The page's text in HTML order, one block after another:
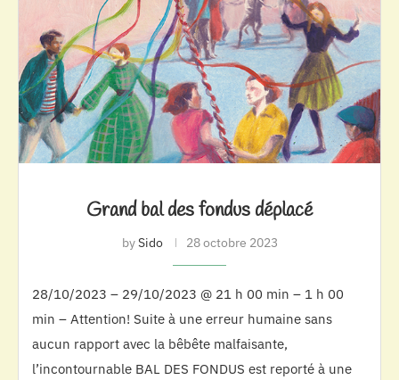
Grand bal des fondus déplacé
bySido 28 octobre 2023
28/10/2023 – 29/10/2023 @ 21 h 00 min – 1 h 00
min – Attention! Suite à une erreur humaine sans
aucun rapport avec la bêbête malfaisante,
l’incontournable BAL DES FONDUS est reporté à une